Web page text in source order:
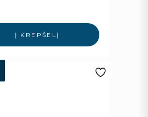
Į KREPŠELĮ